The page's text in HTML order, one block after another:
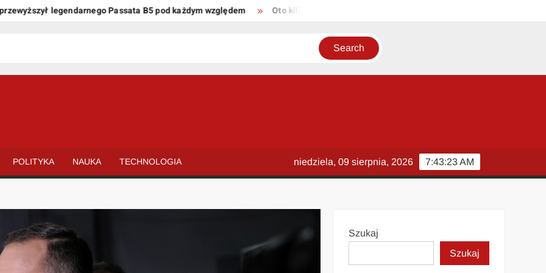
legendarnego Passata B5 pod każdym względem Oto kilka propozycji unikalnych tytułów zachowujących sens oryginału:
POLITYKA NAUKA TECHNOLOGIA 7:43:24 AM
niedziela, 09 sierpnia, 2026
Szukaj
Szukaj